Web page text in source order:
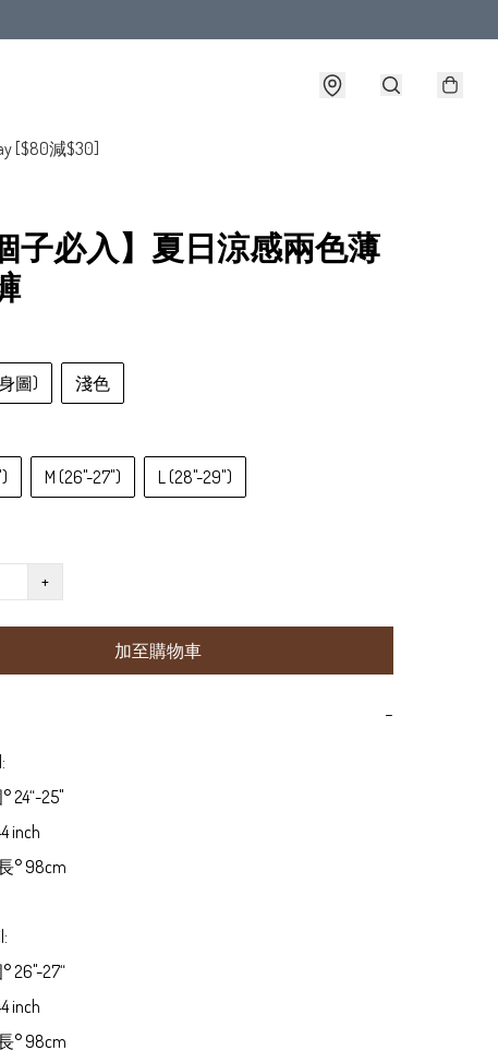
[$80減$30]
子必入】夏日涼感兩色薄
圖)
淺色
M (26"-27") L (28"-29")
+
加至購物車
−
24“-25"
inch
° 98cm
26"-27“
inch
° 98cm